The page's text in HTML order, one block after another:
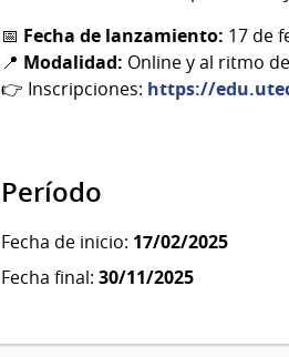
📅 Fecha de lanzamiento: 17 de
📍 Modalidad: Online y al ritmo
👉 Inscripciones: https://
Período
Fecha de inicio: 17/02/2025
Fecha final: 30/11/2025